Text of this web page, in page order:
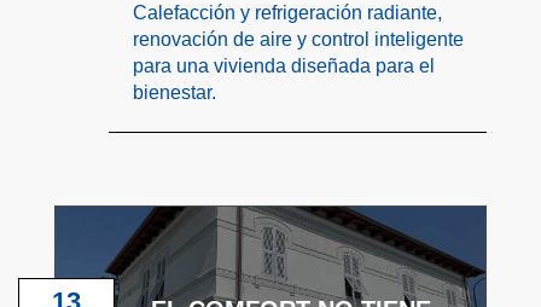
Calefacción y refrigeración radiante,
renovación de aire y control inteligente
para una vivienda diseñada para el
bienestar.